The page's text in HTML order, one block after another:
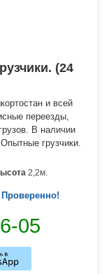
(24
и всей
переезды,
В наличии
грузчики.
2,2м.
Проверенно!